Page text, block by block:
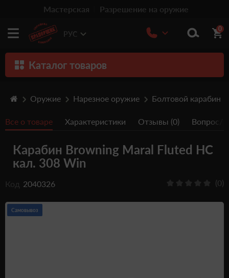
Мастерская Разрешение на оружие
РУС
0
Каталог товаров
Травматическое оружие
Пистолеты
Оптика
Тюнинг
Аксессуары
Оружие Нарезное оружие Болтовой карабин
Все о товаре Характеристики Отзывы (0) Вопрос/
Карабин Browning Maral Fluted HC
кал. 308 Win
Код 2040326 (0)
Самовывоз